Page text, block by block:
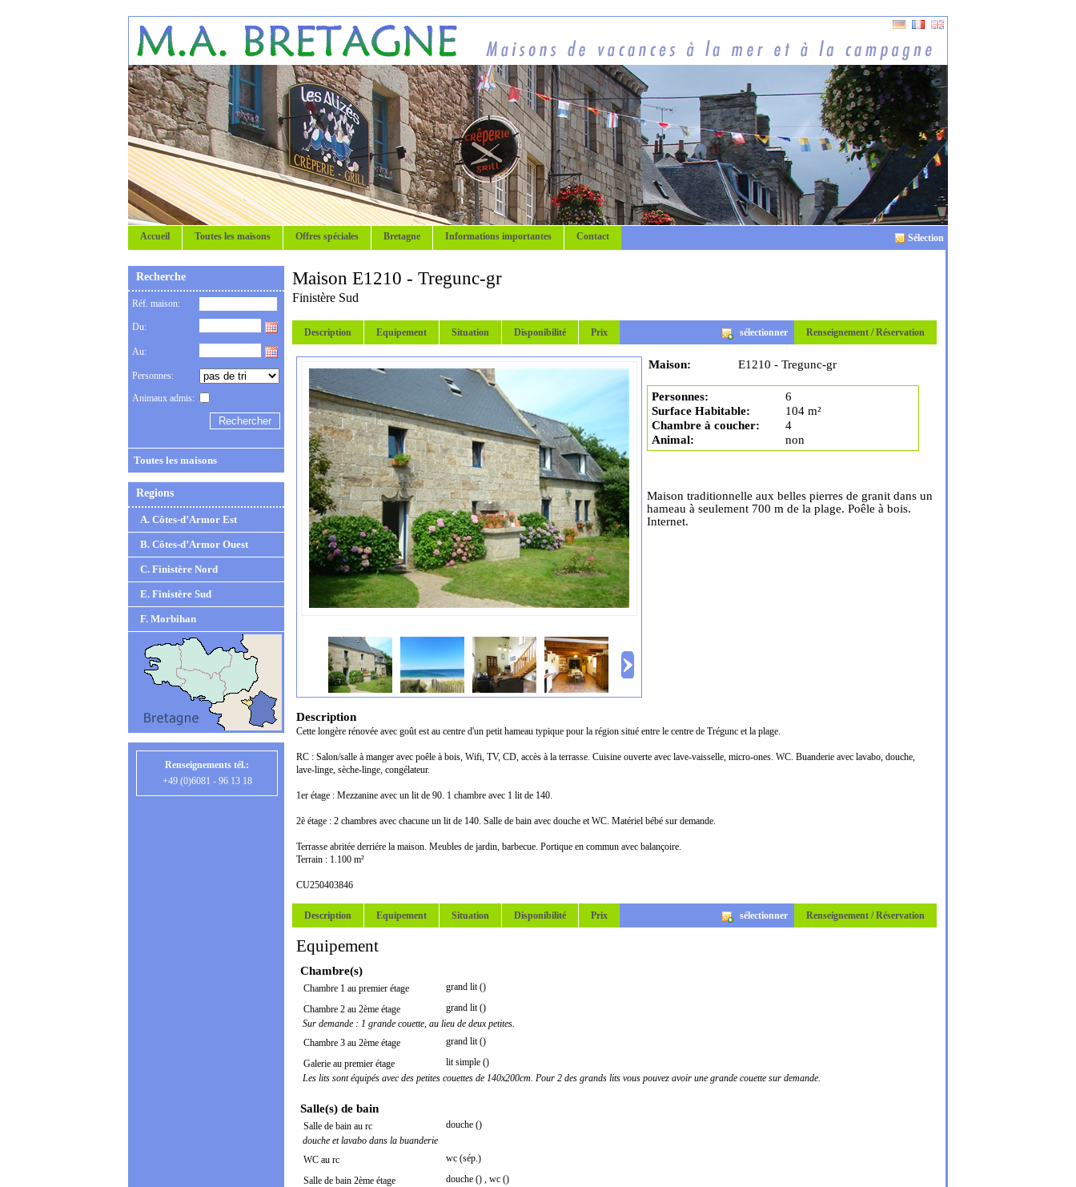
Sélection
Accueil Toutes les maisons Offres spéciales Bretagne Informations importantes Contact
Recherche
Réf. maison:
Du:
Au:
Personnes:
Animaux admis:
Toutes les maisons
Regions
A. Côtes-d’Armor Est
B. Côtes-d’Armor Ouest
C. Finistère Nord
E. Finistère Sud
F. Morbihan
Renseignements tél.:
+49 (0)6081 - 96 13 18
Maison E1210 - Tregunc-gr
Finistère Sud
Description Equipement Situation Disponibilité Prix Renseignement / Réservation
sélectionner
Maison: E1210 - Tregunc-gr
Personnes:
6
Surface Habitable:
104 m²
Chambre à coucher:
4
Animal:
non
Maison traditionnelle aux belles pierres de granit dans un
hameau à seulement 700 m de la plage. Poêle à bois.
Internet.
Description
Cette longère rénovée avec goût est au centre d'un petit hameau typique pour la région situé entre le centre de Trégunc et la plage.
RC : Salon/salle à manger avec poêle à bois, Wifi, TV, CD, accès à la terrasse. Cuisine ouverte avec lave-vaisselle, micro-ones. WC. Buanderie avec lavabo, douche,
lave-linge, sèche-linge, congélateur.
1er étage : Mezzanine avec un lit de 90. 1 chambre avec 1 lit de 140.
2è étage : 2 chambres avec chacune un lit de 140. Salle de bain avec douche et WC. Matériel bébé sur demande.
Terrasse abritée derriére la maison. Meubles de jardin, barbecue. Portique en commun avec balançoire.
Terrain : 1.100 m²
CU250403846
Description Equipement Situation Disponibilité Prix Renseignement / Réservation
sélectionner
Equipement
Chambre(s)
grand lit ()
Chambre 1 au premier étage
grand lit ()
Chambre 2 au 2ème étage
Sur demande : 1 grande couette, au lieu de deux petites.
grand lit ()
Chambre 3 au 2ème étage
lit simple ()
Galerie au premier étage
Les lits sont équipés avec des petites couettes de 140x200cm. Pour 2 des grands lits vous pouvez avoir une grande couette sur demande.
Salle(s) de bain
douche ()
Salle de bain au rc
douche et lavabo dans la buanderie
wc (sép.)
WC au rc
douche () , wc ()
Salle de bain 2ème étage